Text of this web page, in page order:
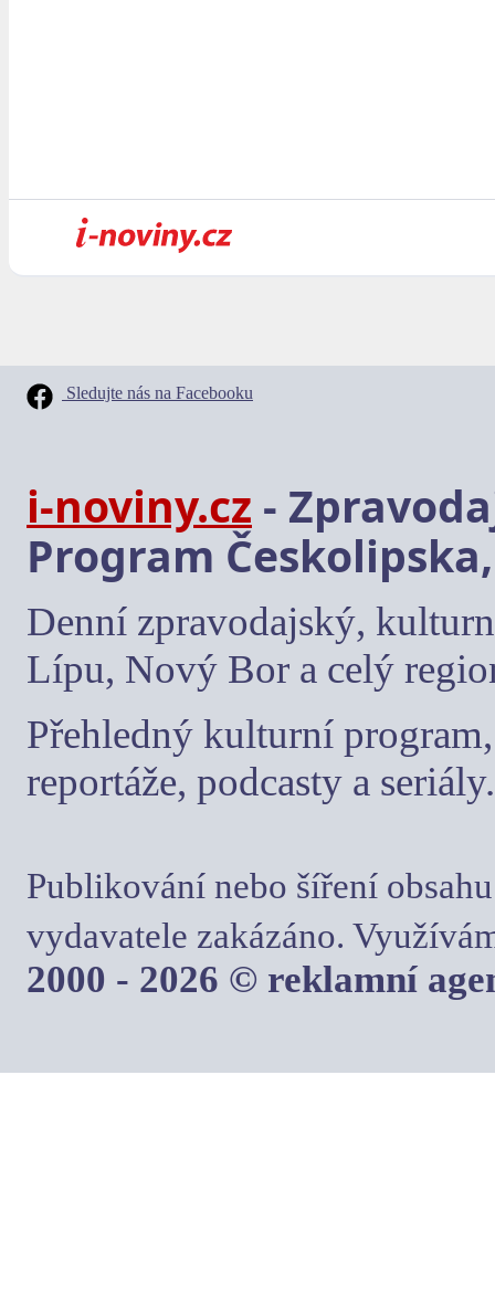
Sledujte nás na Facebooku
i-noviny.cz -
Program
Denní zpravodajský,
Lípu, Nový Bor a celý
Přehledný kulturní
reportáže, podcasty a seriály.
Publikování nebo šíření
vydavatele zakázáno.
2000 - 2026 © reklamní